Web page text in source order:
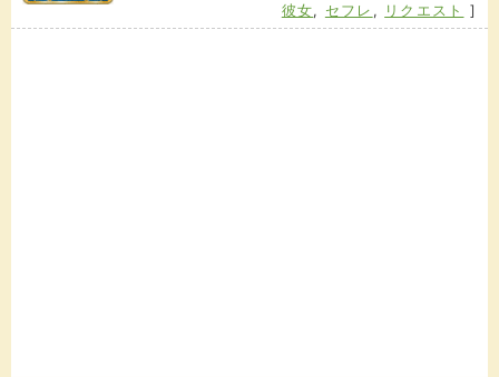
彼女, セフレ , リクエスト ]